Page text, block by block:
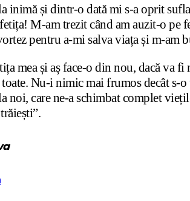
și dintr-o dată mi s-a oprit
M-am trezit când am auzit-o
pentru a-mi salva viața și m-am
mea și aș face-o din nou, dacă va
Nu-i nimic mai frumos decât s-
noi, care ne-a schimbat complet